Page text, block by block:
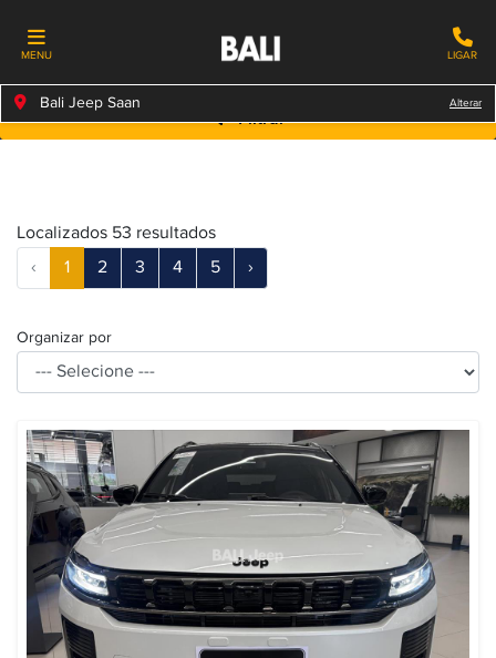
MENU LIGAR
Bali Jeep Saan Alterar
Localizados 53 resultados
‹
1 2 3 4 5 ›
Filtrar
Organizar por